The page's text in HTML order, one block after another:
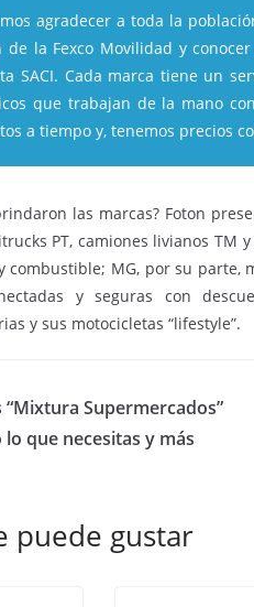
agradecer a toda la
de la Fexco Movilidad y
SACI. Cada marca tiene un
que trabajan de la mano
a tiempo y, tenemos precios
las marcas? Foton
PT, camiones livianos TM
combustible; MG, por su
y seguras con
y sus motocicletas “lifestyle”.
Supermercados”
que necesitas y más
puede gustar